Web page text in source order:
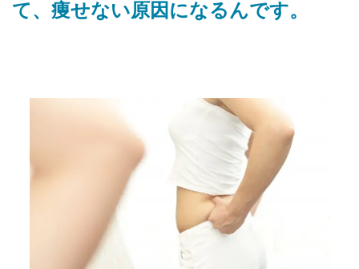
て、痩せない原因になるんです。